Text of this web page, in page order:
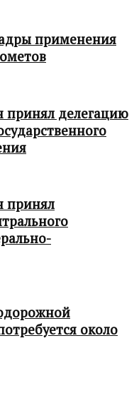
применения
делегацию
принял
около